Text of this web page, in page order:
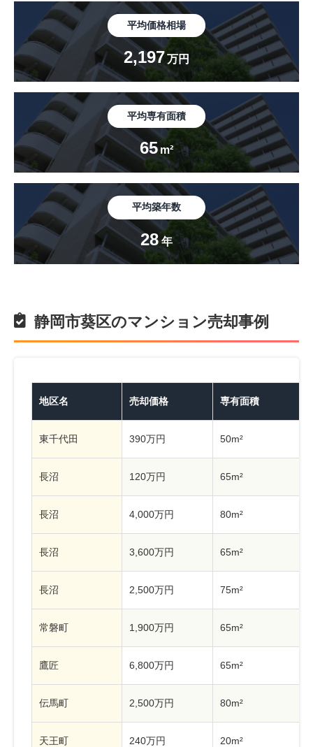
平均価格相場
2,197万円
平均専有面積
65 m²
平均築年数
28 年
静岡市葵区のマンション売却事例
地区名 売却価格 専有面積
東千代田 390万円 50m²
長沼 120万円 65m²
長沼 4,000万円 80m²
長沼 3,600万円 65m²
長沼 2,500万円 75m²
常磐町 1,900万円 65m²
鷹匠 6,800万円 65m²
伝馬町 2,500万円 80m²
天王町 240万円 20m²